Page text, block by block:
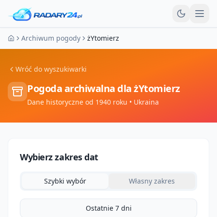
Strona główna
Archiwum pogody żYtomierz
Wróć do wyszukiwarki
Pogoda archiwalna dlażYtomierz
Dane historyczne od 1940 roku • Ukraina
Wybierz zakres dat
Szybki wybór Własny zakres
Ostatnie 7 dni